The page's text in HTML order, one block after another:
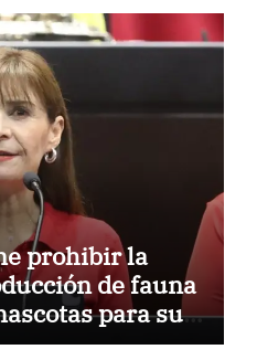
prohibir la
de fauna
para su